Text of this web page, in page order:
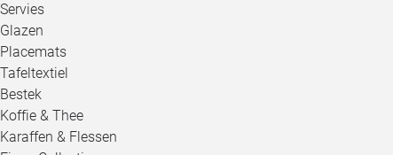
Servies
Glazen
Placemats
Tafeltextiel
Bestek
Koffie & Thee
Karaffen & Flessen